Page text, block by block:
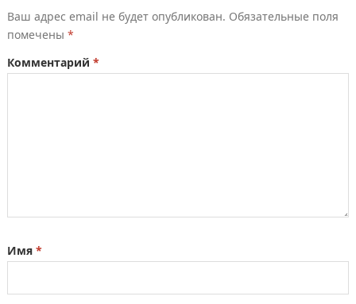
Ваш адрес email не будет опубликован. Обязательные поля
помечены *
Комментарий *
Имя *